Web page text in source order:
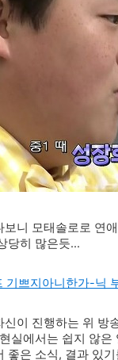
보니 모태솔로로 연
당히 많은듯...
기쁘지아니한가-닉
신이 진행하는 위 방
실에서는 쉽지 않
좋은 소식, 결과 있